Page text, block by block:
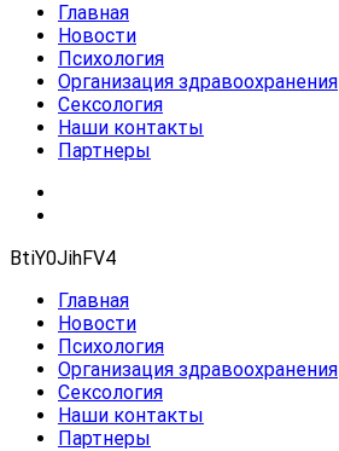
Главная
Новости
Психология
Организация здравоохранения
Сексология
Наши контакты
Партнеры
BtiY0JihFV4
Главная
Новости
Психология
Организация здравоохранения
Сексология
Наши контакты
Партнеры